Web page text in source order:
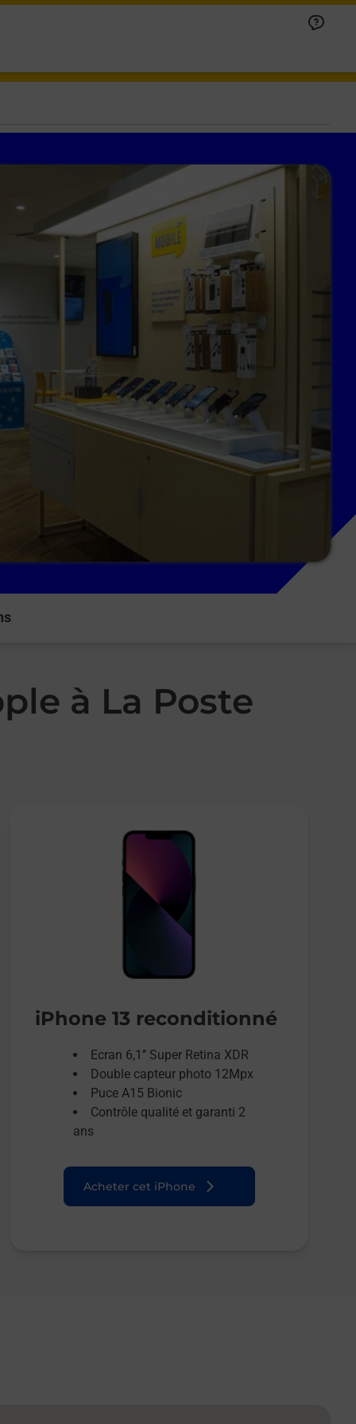
à La Poste
iPhone 13 reconditionné
Ecran 6,1’’ Super Retina XDR
Double capteur photo 12Mpx
Puce A15 Bionic
Contrôle qualité et garanti 2
ans
Acheter cet iPhone